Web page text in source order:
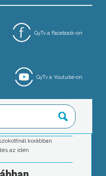
GyTv a Facebook-on
GyTv a Youtube-on
korábban
az idén